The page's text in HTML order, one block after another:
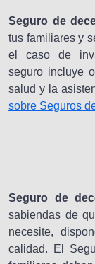
Seguro de
tus familiares y
el caso de
seguro incluye
salud y la
sobre Seguros
Seguro de
sabiendas de
necesite,
calidad. El